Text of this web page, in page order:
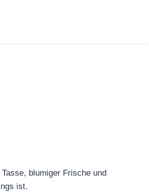
blumiger Frische und
ist.